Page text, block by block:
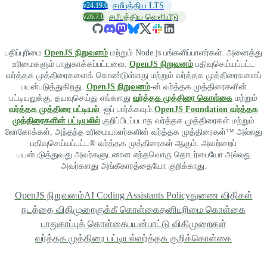
v24.19.0 சமீபத்திய LTS
v26.7.0 சமீபத்திய வெளியீடு
பதிப்புரிமை OpenJS நிறுவனம் மற்றும் Node.js பங்களிப்பாளர்கள். அனைத்து
உரிமைகளும் பாதுகாக்கப்பட்டவை. OpenJS நிறுவனம் பதிவுசெய்யப்பட்ட
வர்த்தக முத்திரைகளைக் கொண்டுள்ளது மற்றும் வர்த்தக முத்திரைகளைப்
பயன்படுத்துகிறது. OpenJS நிறுவனம்-ன் வர்த்தக முத்திரைகளின்
பட்டியலுக்கு, தயவுசெய்து எங்களது வர்த்தக முத்திரை கொள்கை மற்றும்
வர்த்தக முத்திரை பட்டியல் -ஐப் பார்க்கவும். OpenJS Foundation வர்த்தக
முத்திரைகளின் பட்டியலில் குறிப்பிடப்படாத வர்த்தக முத்திரைகள் மற்றும்
லோகோக்கள், அந்தந்த உரிமையாளர்களின் வர்த்தக முத்திரைகள்™ அல்லது
பதிவுசெய்யப்பட்ட® வர்த்தக முத்திரைகள் ஆகும். அவற்றைப்
பயன்படுத்துவது அவர்களுடனான எந்தவொரு தொடர்பையோ அல்லது
அவர்களது அங்கீகாரத்தையோ குறிக்காது.
OpenJS நிறுவனம்AI Coding Assistants Policyதுணை விதிகள்
நடத்தை விதிமுறைகுக்கீ கொள்கைதனியுரிமை கொள்கை
பாதுகாப்புக் கொள்கைபயன்பாட்டு விதிமுறைகள்
வர்த்தக முத்திரை பட்டியல்வர்த்தக குறிக்கொள்கை